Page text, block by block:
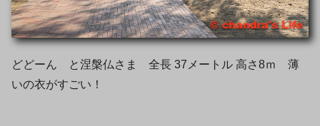
どどーん と涅槃仏さま 全長 37メートル 高さ8ｍ 薄
いの衣がすごい！